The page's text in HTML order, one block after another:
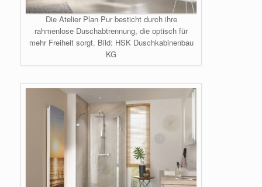
Die Atelier Plan Pur besticht durch ihre
rahmenlose Duschabtrennung, die optisch für
mehr Freiheit sorgt. Bild: HSK Duschkabinenbau
KG